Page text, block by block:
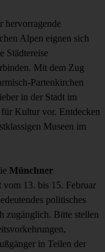
hervorragende
Alpen eignen sich
Städtereise
Mit dem Zug
Partenkirchen
in der Stadt im
Kultur vor. Entdecken
Museen im
Münchner
vom 13. bis 15. Februar
politisches
zugänglich. Bitte stellen
in Teilen der